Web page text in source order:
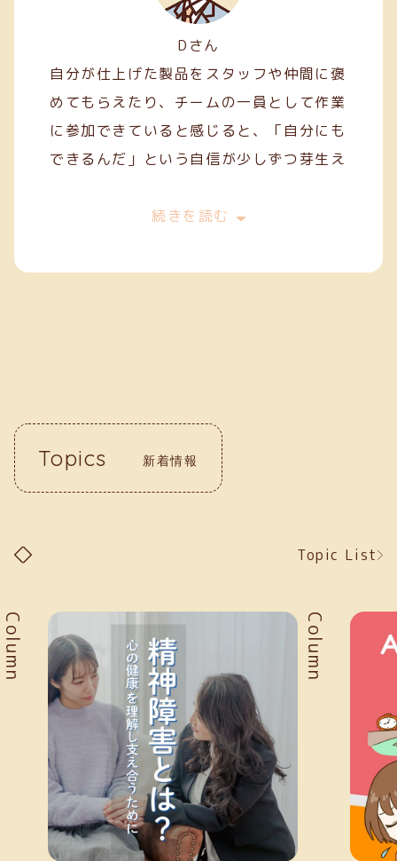
Dさん
自分が仕上げた製品をスタッフや仲間に褒
めてもらえたり、チームの一員として作業
に参加できていると感じると、「自分にも
できるんだ」という自信が少しずつ芽生え
今は、一般就労を目指してスキルを磨きな
す。クリーフでの経験が、自分の「働く
続きを読む
Topics 新着情報
Topic List
Column
新着情報
Column